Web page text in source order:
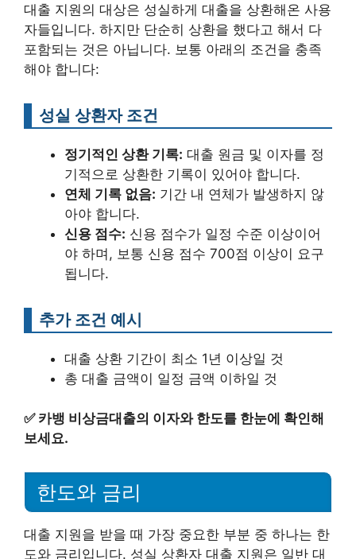
대출 지원의 대상은 성실하게 대출을 상환해온 사용
자들입니다. 하지만 단순히 상환을 했다고 해서 다
포함되는 것은 아닙니다. 보통 아래의 조건을 충족
해야 합니다:
성실 상환자 조건
정기적인 상환 기록: 대출 원금 및 이자를 정
기적으로 상환한 기록이 있어야 합니다.
연체 기록 없음: 기간 내 연체가 발생하지 않
아야 합니다.
신용 점수: 신용 점수가 일정 수준 이상이어
야 하며, 보통 신용 점수 700점 이상이 요구
됩니다.
추가 조건 예시
대출 상환 기간이 최소 1년 이상일 것
총 대출 금액이 일정 금액 이하일 것
✅ 카뱅 비상금대출의 이자와 한도를 한눈에 확인해
보세요.
한도와 금리
대출 지원을 받을 때 가장 중요한 부분 중 하나는 한
도와 금리입니다. 성실 상환자 대출 지원은 일반 대